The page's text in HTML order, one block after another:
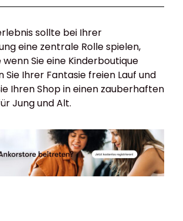
sollte bei Ihrer
eine zentrale Rolle spielen,
Sie eine Kinderboutique
Sie Ihrer Fantasie freien Lauf und
Ihren Shop in einen zauberhaften
Jung und Alt.